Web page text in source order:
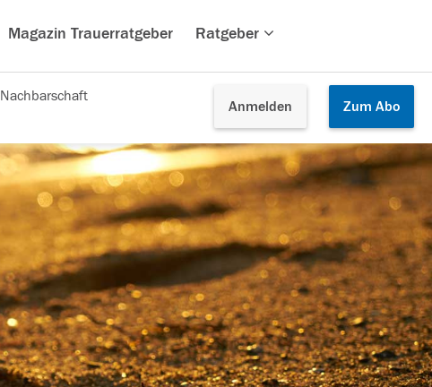
Magazin Trauerratgeber Ratgeber
Anmelden Zum Abo
Nachbarschaft